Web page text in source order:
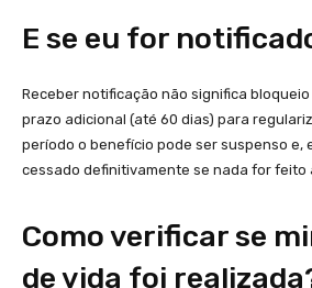
E se eu for
Receber notificação não significa
prazo adicional (até 60 dias) para
período o benefício pode ser suspenso e,
cessado definitivamente se nada for feito
Como verificar se
de vida foi